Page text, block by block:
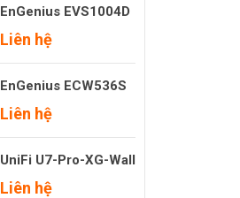
EnGenius EVS1004D
Liên hệ
EnGenius ECW536S
Liên hệ
UniFi U7-Pro-XG-Wall
Liên hệ